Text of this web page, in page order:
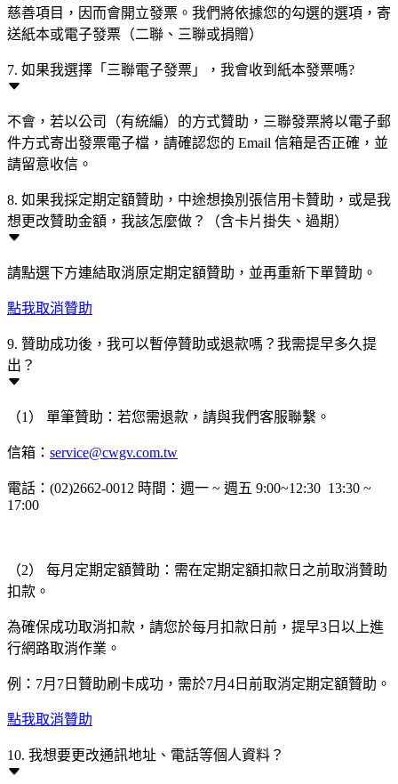
慈善項目，因而會開立發票。我們將依據您的勾選的選項，寄
送紙本或電子發票（二聯、三聯或捐贈）
7. 如果我選擇「三聯電子發票」，我會收到紙本發票嗎?
不會，若以公司（有統編）的方式贊助，三聯發票將以電子郵
件方式寄出發票電子檔，請確認您的 Email 信箱是否正確，並
請留意收信。
8. 如果我採定期定額贊助，中途想換別張信用卡贊助，或是我
想更改贊助金額，我該怎麼做？（含卡片掛失、過期）
請點選下方連結取消原定期定額贊助，並再重新下單贊助。
點我取消贊助
9. 贊助成功後，我可以暫停贊助或退款嗎？我需提早多久提
出？
（1） 單筆贊助：若您需退款，請與我們客服聯繫。
信箱： service@cwgv.com.tw
電話：(02)2662-0012 時間：週一 ~ 週五 9:00~12:30 13:30 ~
17:00
（2） 每月定期定額贊助：需在定期定額扣款日之前取消贊助
扣款。
為確保成功取消扣款，請您於每月扣款日前，提早3日以上進
行網路取消作業。
例：7月7日贊助刷卡成功，需於7月4日前取消定期定額贊助。
點我取消贊助
10. 我想要更改通訊地址、電話等個人資料？